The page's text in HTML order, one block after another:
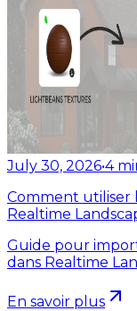
July 30, 2026•4
Comment utiliser
Realtime
Guide pour
dans Realtime
En savoir plus